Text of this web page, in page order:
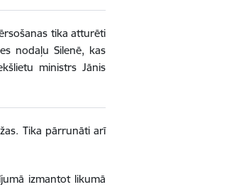
tika atturēti
nodaļu Silenē, kas
ministrs Jānis
Tika pārrunāti arī
izmantot likumā